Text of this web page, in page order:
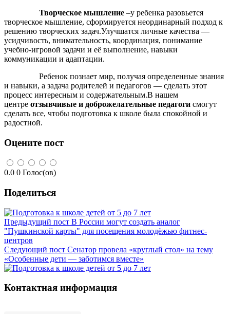
Творческое мышление –у ребенка разовьется
творческое мышление, сформируется неординарный подход к
решению творческих задач.Улучшатся личные качества —
усидчивость, внимательность, координация, понимание
учебно-игровой задачи и её выполнение, навыки
коммуникации и адаптации.
Ребенок познает мир, получая определенные знания
и навыки, а задача родителей и педагогов — сделать этот
процесс интересным и содержательным.В нашем
центре отзывчивые и доброжелательные педагоги смогут
сделать все, чтобы подготовка к школе была спокойной и
радостной.
Оцените пост
0.0 0 Голос(ов)
Поделиться
Предыдущий пост В России могут создать аналог
"Пушкинской карты" для посещения молодёжью фитнес-
центров
Следующий пост Сенатор провела «круглый стол» на тему
«Особенные дети — заботимся вместе»
Контактная информация